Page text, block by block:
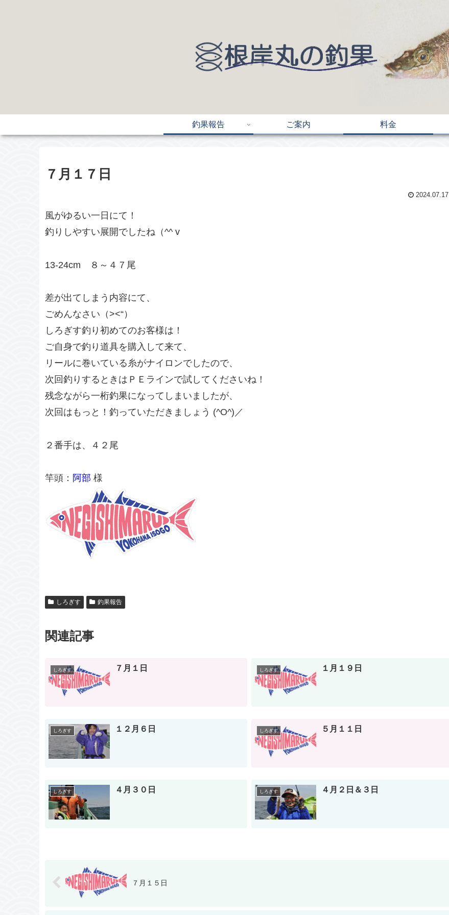
釣果報告 ご案内 料金
７月１７日
2024.07.17
風がゆるい一日にて！
釣りしやすい展開でしたね（^^ v
13-24cm ８～４７尾
差が出てしまう内容にて、
ごめんなさい（><“）
しろぎす釣り初めてのお客様は！
ご自身で釣り道具を購入して来て、
リールに巻いている糸がナイロンでしたので、
次回釣りするときはＰＥラインで試してくださいね！
残念ながら一桁釣果になってしまいましたが、
次回はもっと！釣っていただきましょう (^O^)／
２番手は、４２尾
竿頭： 阿部 様
しろぎす 釣果報告
関連記事
しろぎす ７月１日 しろぎす １月１９日
しろぎす １２月６日 しろぎす ５月１１日
しろぎす ４月３０日 しろぎす ４月２日＆３日
７月１５日